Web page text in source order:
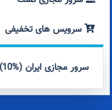
سرویس های تخفیفی
سرور مجازی ایران (%10)